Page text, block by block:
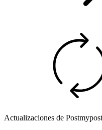
Actualizaciones de Postmypost